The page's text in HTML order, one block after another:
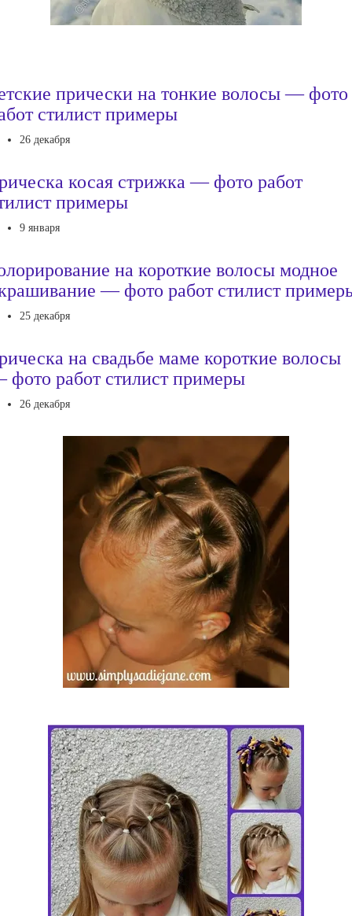
прически на тонкие волосы — фото
стилист примеры
26 декабря
косая стрижка — фото работ
примеры
9 января
на короткие волосы модное
— фото работ стилист
25 декабря
на свадьбе маме короткие волосы
работ стилист примеры
26 декабря